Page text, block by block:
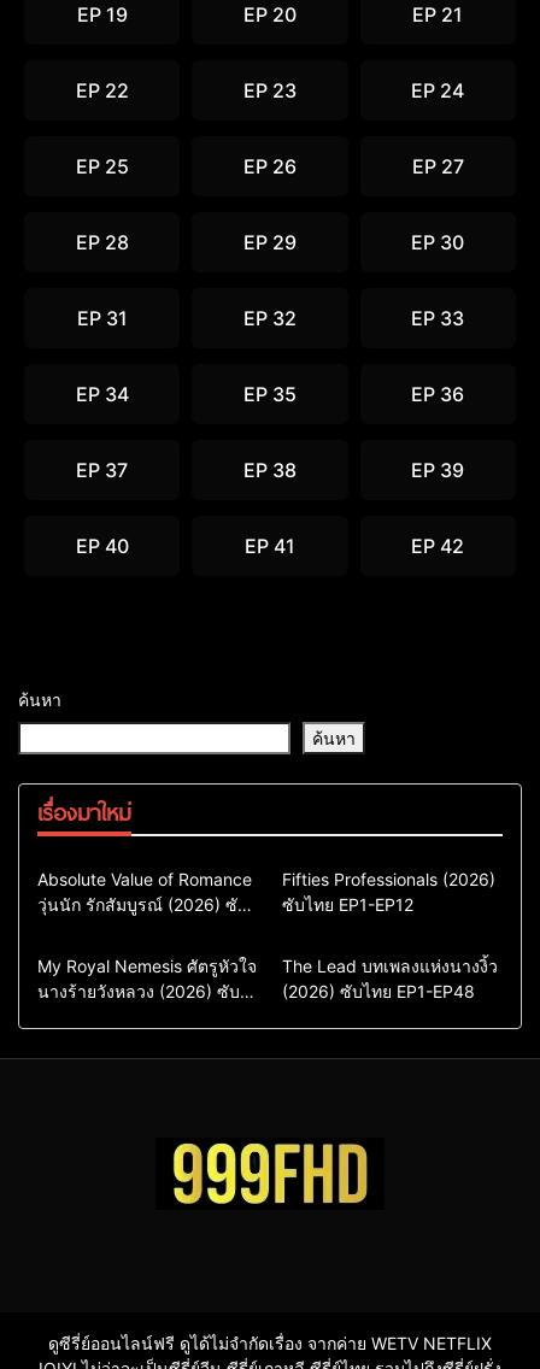
EP 19 EP 20 EP 21
EP 22 EP 23 EP 24
EP 25 EP 26 EP 27
EP 28 EP 29 EP 30
EP 31 EP 32 EP 33
EP 34 EP 35 EP 36
EP 37 EP 38 EP 39
EP 40 EP 41 EP 42
ค้นหา
ค้นหา
เรื่องมาใหม่
Comedy
Drama
ซีรี่ย์เกาหลี
ซีรี่ย์เกาหลีพากย์ไทย
Absolute Value of Romance
วุ่นนัก รักสัมบูรณ์ (2026) ซับ
Action & Adventure
Comedy
Drama
ซีรี่ย์เกาหลีซับไทย
Fifties Professionals (2026)
ซับไทย EP1-EP12
Comedy
Drama
Sci-Fi & Fantasy
My Royal Nemesis ศัตรูหัวใจ
นางร้ายวังหลวง (2026) ซับ
Drama
ซีรี่ย์จีน
ซีรี่ย์จีนซับไทย
The Lead บทเพลงแห่งนางงิ้ว
(2026) ซับไทย EP1-EP48
ดูซีรี่ย์ออนไลน์ฟรี ดูได้ไม่จำกัดเรื่อง จากค่าย WETV NETFLIX